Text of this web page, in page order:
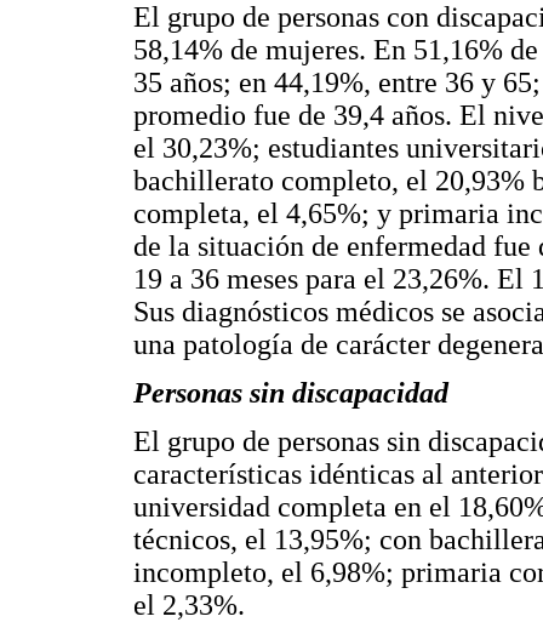
El grupo de personas con
58,14% de mujeres. En 51,16%
35 años; en 44,19%, entre 36 y
promedio fue de 39,4 años. El
el 30,23%; estudiantes
bachillerato completo, el 20,93%
completa, el 4,65%; y primaria
de la situación de enfermedad fue
19 a 36 meses para el 23,26%.
Sus diagnósticos médicos se
una patología de carácter
Personas sin discapacidad
El grupo de personas sin
características idénticas al
universidad completa en el
técnicos, el 13,95%; con
incompleto, el 6,98%; primaria
el 2,33%.